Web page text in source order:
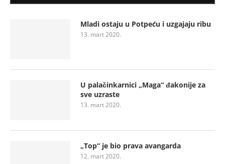
Mladi ostaju u Potpeću i uzgajaju ribu
13. mart 2020.
U palačinkarnici „Maga“ đakonije za
sve uzraste
13. mart 2020.
„Top“ je bio prava avangarda
12. mart 2020.